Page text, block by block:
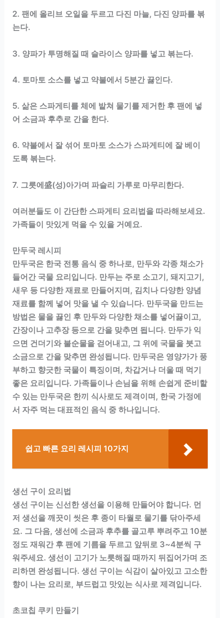
2. 팬에 올리브 오일을 두르고 다진 마늘, 다진 양파를 볶
는다.
3. 양파가 투명해질 때 슬라이스 양파를 넣고 볶는다.
4. 토마토 소스를 넣고 약불에서 5분간 끓인다.
5. 삶은 스파게티를 체에 밭쳐 물기를 제거한 후 팬에 넣
어 소금과 후추로 간을 한다.
6. 약불에서 잘 섞어 토마토 소스가 스파게티에 잘 베이
도록 볶는다.
7. 그릇에盛(성)아가며 파슬리 가루로 마무리한다.
여러분들도 이 간단한 스파게티 요리법을 따라해보세요.
가족들이 맛있게 먹을 수 있을 거예요.
만두국 레시피
만두국은 한국 전통 음식 중 하나로, 만두와 각종 채소가
들어간 국물 요리입니다. 만두는 주로 소고기, 돼지고기,
새우 등 다양한 재료로 만들어지며, 김치나 다양한 양념
재료를 함께 넣어 맛을 낼 수 있습니다. 만두국을 만드는
방법은 물을 끓인 후 만두와 다양한 채소를 넣어끓이고,
간장이나 고추장 등으로 간을 맞추면 됩니다. 만두가 익
으면 건더기와 불순물을 걷어내고, 그 위에 국물을 붓고
소금으로 간을 맞추면 완성됩니다. 만두국은 영양가가 풍
부하고 향긋한 국물이 특징이며, 차갑거나 더울 때 먹기
좋은 요리입니다. 가족들이나 손님을 위해 손쉽게 준비할
수 있는 만두국은 한끼 식사로도 제격이며, 한국 가정에
서 자주 먹는 대표적인 음식 중 하나입니다.
쉽고 빠른 요리 레시피 10가지
생선 구이 요리법
생선 구이는 신선한 생선을 이용해 만들어야 합니다. 먼
저 생선을 깨끗이 씻은 후 종이 타월로 물기를 닦아주세
요. 그 다음, 생선에 소금과 후추를 골고루 뿌려주고 10분
정도 재워간 후 팬에 기름을 두르고 앞뒤로 3~4분씩 구
워주세요. 생선이 고기가 노릇해질 때까지 뒤집어가며 조
리하면 완성됩니다. 생선 구이는 식감이 살아있고 고소한
향이 나는 요리로, 부드럽고 맛있는 식사로 제격입니다.
초코칩 쿠키 만들기